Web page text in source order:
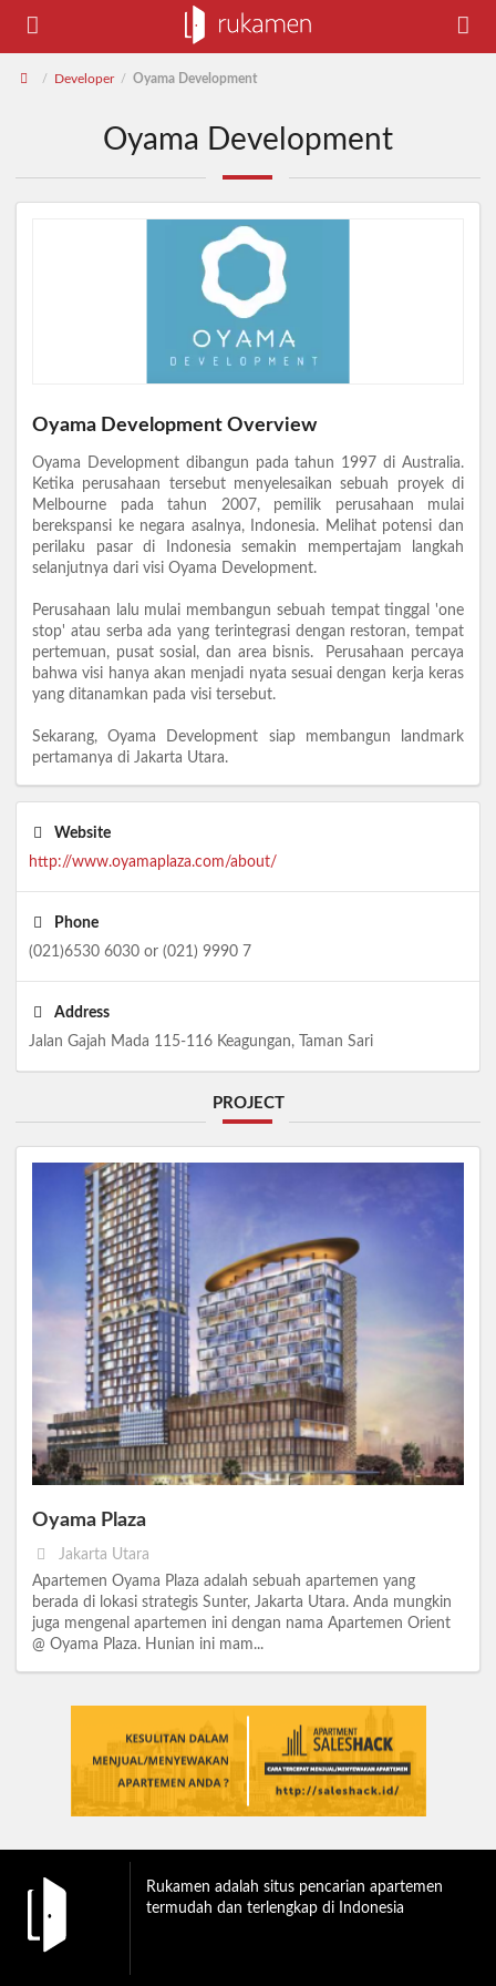
/ Developer / Oyama Development
Oyama Development
Oyama Development Overview
Oyama Development dibangun pada tahun 1997 di Australia.
Ketika perusahaan tersebut menyelesaikan sebuah proyek di
Melbourne pada tahun 2007, pemilik perusahaan mulai
berekspansi ke negara asalnya, Indonesia. Melihat potensi dan
perilaku pasar di Indonesia semakin mempertajam langkah
selanjutnya dari visi Oyama Development.
Perusahaan lalu mulai membangun sebuah tempat tinggal 'one
stop' atau serba ada yang terintegrasi dengan restoran, tempat
pertemuan, pusat sosial, dan area bisnis. Perusahaan percaya
bahwa visi hanya akan menjadi nyata sesuai dengan kerja keras
yang ditanamkan pada visi tersebut.
Sekarang, Oyama Development siap membangun landmark
pertamanya di Jakarta Utara.
Website
http://www.oyamaplaza.com/about/
Phone
(021)6530 6030 or (021) 9990 7
Address
Jalan Gajah Mada 115-116 Keagungan, Taman Sari
PROJECT
Oyama Plaza
Jakarta Utara
Apartemen Oyama Plaza adalah sebuah apartemen yang
berada di lokasi strategis Sunter, Jakarta Utara. Anda mungkin
juga mengenal apartemen ini dengan nama Apartemen Orient
@ Oyama Plaza. Hunian ini mam...
Rukamen adalah situs pencarian apartemen
termudah dan terlengkap di Indonesia